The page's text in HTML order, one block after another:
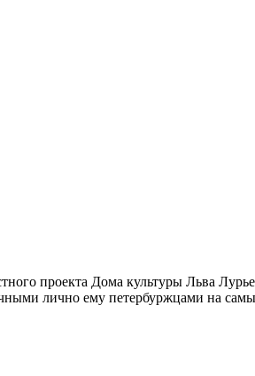
проекта Дома культуры Льва
лично ему петербуржцами на